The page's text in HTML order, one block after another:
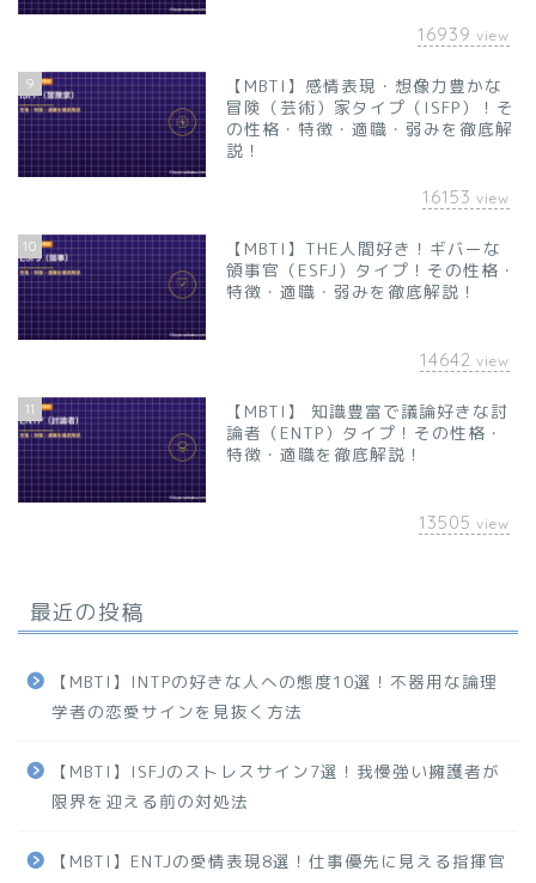
16939 view
9
【MBTI】感情表現・想像力豊かな
冒険（芸術）家タイプ（ISFP）！そ
の性格・特徴・適職・弱みを徹底解
説！
16153 view
10
【MBTI】THE人間好き！ギバーな
領事官（ESFJ）タイプ！その性格・
特徴・適職・弱みを徹底解説！
14642 view
11
【MBTI】 知識豊富で議論好きな討
論者（ENTP）タイプ！その性格・
特徴・適職を徹底解説！
13505 view
最近の投稿
【MBTI】INTPの好きな人への態度10選！不器用な論理
学者の恋愛サインを見抜く方法
【MBTI】ISFJのストレスサイン7選！我慢強い擁護者が
限界を迎える前の対処法
【MBTI】ENTJの愛情表現8選！仕事優先に見える指揮官